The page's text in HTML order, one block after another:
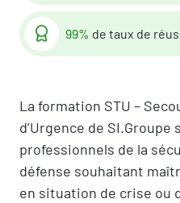
99% de taux de
La formation STU –
d’Urgence de SI.Groupe
professionnels de la
défense souhaitant
en situation de crise ou